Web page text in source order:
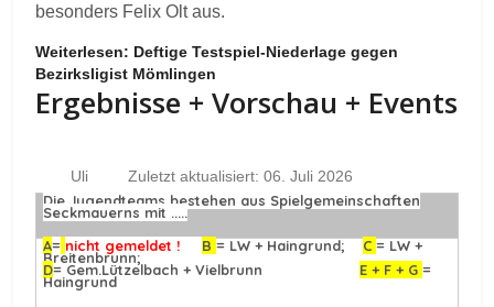
besonders Felix Olt aus.
Weiterlesen: Deftige Testspiel-Niederlage gegen
Bezirksligist Mömlingen
Ergebnisse + Vorschau + Events
Uli
Zuletzt aktualisiert: 06. Juli 2026
Die Jugendteams bestehen aus Spielgemeinschaften
Seckmauerns mit .....
A= nicht gemeldet ! B = LW + Haingrund;C = LW +
Breitenbrunn;
D= Gem.Lützelbach + Vielbrunn E + F + G =
Haingrund